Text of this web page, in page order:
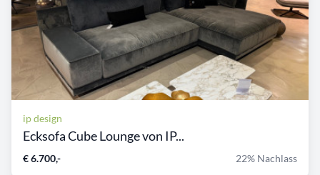
ip design
Ecksofa Cube Lounge von IP...
€ 6.700,- 22% Nachlass